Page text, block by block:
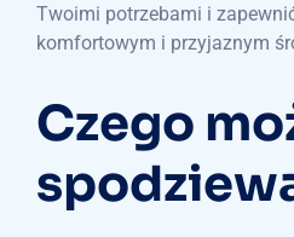
Twoimi potrzebami i
komfortowym i przyjaznym
Czego